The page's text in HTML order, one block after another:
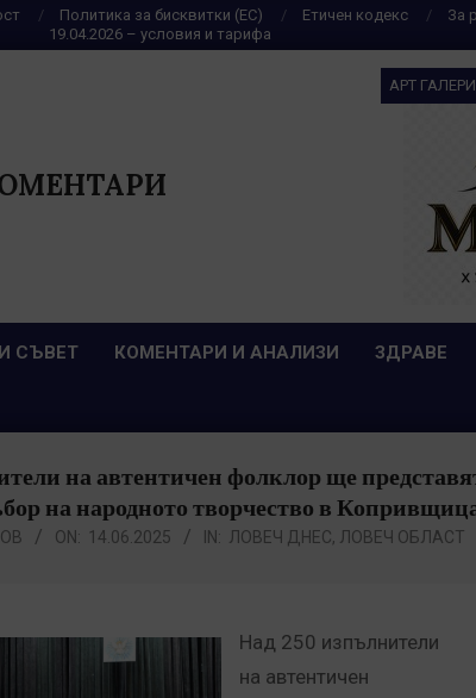
Политика за бисквитки (ЕС) Етичен кодекс За
19.04.2026 – условия и тарифа
АРТ
СЪВЕТ КОМЕНТАРИ И АНАЛИЗИ ЗДРАВЕ
на автентичен фолклор ще
на народното творчество в
ON: 14.06.2025 IN: ЛОВЕЧ ДНЕС, ЛОВЕЧ ОБЛАСТ
Над 250 изпълнители
на автентичен